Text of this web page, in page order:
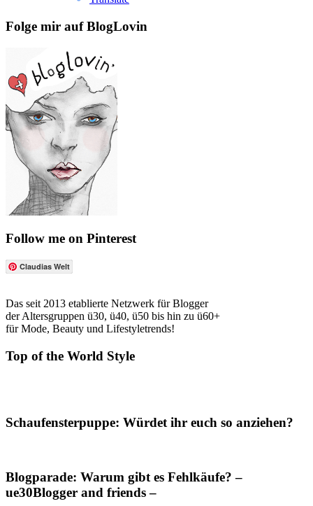
Folge mir auf BlogLovin
Follow me on Pinterest
Claudias Welt
Das seit 2013 etablierte Netzwerk für Blogger
der Altersgruppen ü30, ü40, ü50 bis hin zu ü60+
für Mode, Beauty und Lifestyletrends!
Top of the World Style
Schaufensterpuppe: Würdet ihr euch so anziehen?
Blogparade: Warum gibt es Fehlkäufe? –
ue30Blogger and friends –